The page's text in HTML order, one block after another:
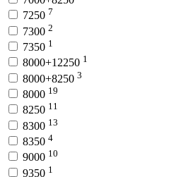
7250 7
7300 2
7350 1
8000+12250 1
8000+8250 3
8000 19
8250 11
8300 13
8350 4
9000 10
9350 1